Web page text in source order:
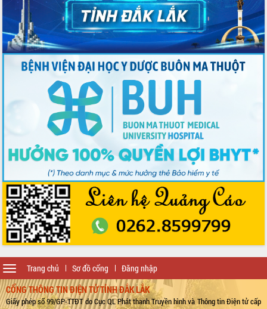
Trang chủ Sơ đồ cổng Đăng nhập
Toggle
navigation
CỔNG THÔNG TIN ĐIỆN TỬ TỈNH ĐẮK LẮK
Giấy phép số 99/GP-TTĐT do Cục QL Phát thanh Truyền hình và Thông tin Điện tử cấp